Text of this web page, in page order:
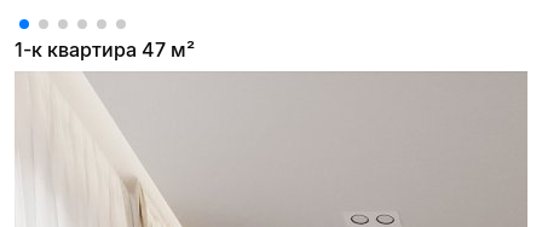
1-к квартира 47 м²